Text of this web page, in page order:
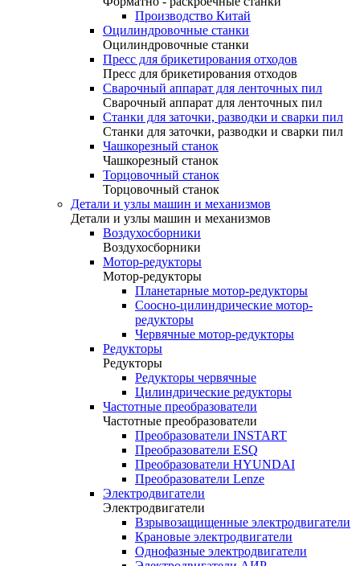
Производство Китай
Оцилиндровочные станки
Оцилиндровочные станки
Пресс для брикетирования отходов
Пресс для брикетирования отходов
Сварочный аппарат для ленточных пил
Сварочный аппарат для ленточных пил
Станки для заточки, разводки и сварки пил
Станки для заточки, разводки и сварки пил
Чашкорезный станок
Чашкорезный станок
Торцовочный станок
Торцовочный станок
Детали и узлы машин и механизмов
Детали и узлы машин и механизмов
Воздухосборники
Воздухосборники
Мотор-редукторы
Мотор-редукторы
Планетарные мотор-редукторы
Соосно-цилиндрические мотор-
редукторы
Червячные мотор-редукторы
Редукторы
Редукторы
Редукторы червячные
Цилиндрические редукторы
Частотные преобразователи
Частотные преобразователи
Преобразователи INSTART
Преобразователи ESQ
Преобразователи HYUNDAI
Преобразователи Lenze
Электродвигатели
Электродвигатели
Взрывозащищенные электродвигатели
Крановые электродвигатели
Однофазные электродвигатели